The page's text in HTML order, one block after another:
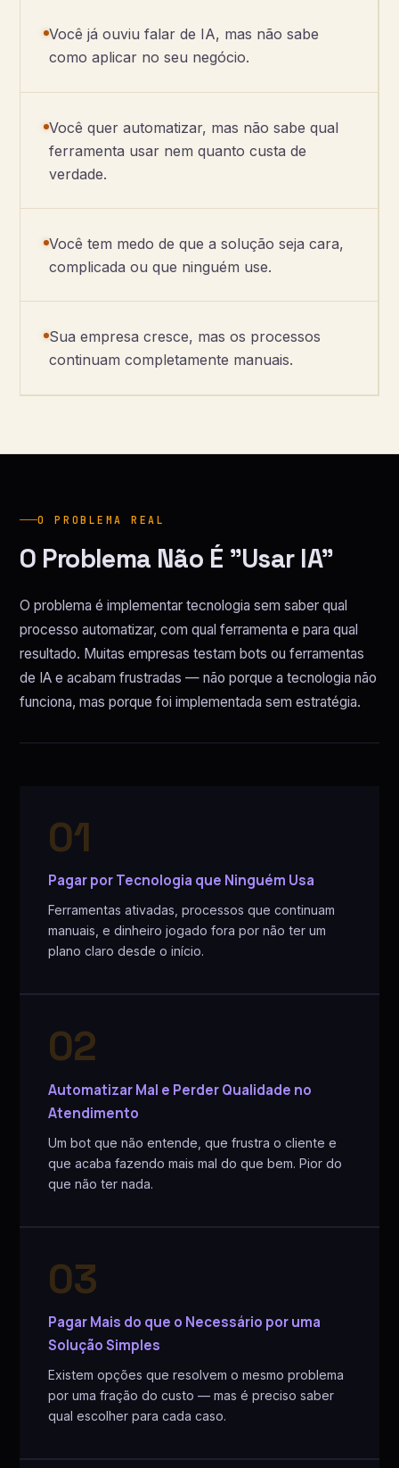
Você já ouviu falar de IA, mas não sabe
como aplicar no seu negócio.
Você quer automatizar, mas não sabe qual
ferramenta usar nem quanto custa de
verdade.
Você tem medo de que a solução seja cara,
complicada ou que ninguém use.
Sua empresa cresce, mas os processos
continuam completamente manuais.
O PROBLEMA REAL
O Problema Não É "Usar IA"
O problema é implementar tecnologia sem saber qual
processo automatizar, com qual ferramenta e para qual
resultado. Muitas empresas testam bots ou ferramentas
de IA e acabam frustradas — não porque a tecnologia não
funciona, mas porque foi implementada sem estratégia.
01
Pagar por Tecnologia que Ninguém Usa
Ferramentas ativadas, processos que continuam
manuais, e dinheiro jogado fora por não ter um
plano claro desde o início.
02
Automatizar Mal e Perder Qualidade no
Atendimento
Um bot que não entende, que frustra o cliente e
que acaba fazendo mais mal do que bem. Pior do
que não ter nada.
03
Pagar Mais do que o Necessário por uma
Solução Simples
Existem opções que resolvem o mesmo problema
por uma fração do custo — mas é preciso saber
qual escolher para cada caso.